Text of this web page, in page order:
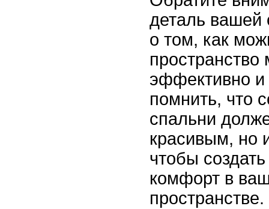
деталь вашей
о том, как
эффективно
помнить, что
спальни
красивым, но
чтобы
комфорт в
пространстве.